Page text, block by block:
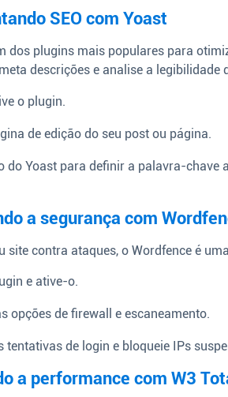
SEO com Yoast
dos plugins mais populares para
descrições e analise a
o plugin.
de edição do seu post ou página.
do Yoast para definir a palavra-
a segurança com
site contra ataques, o Wordfence é
e ative-o.
opções de firewall e escaneamento.
tentativas de login e bloqueie IPs
a performance com W3